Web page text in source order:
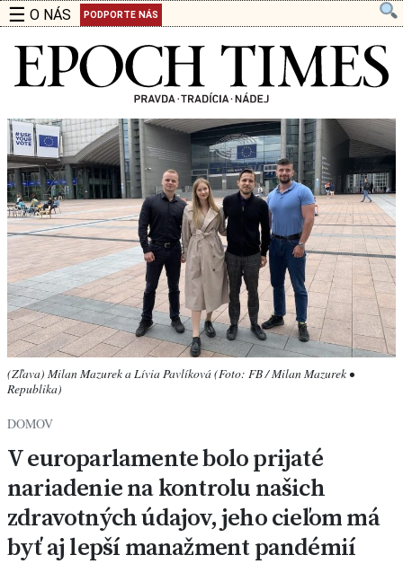
☰ O NÁS PODPORTE NÁS
(Zľava) Milan Mazurek a Lívia Pavlíková (Foto: FB / Milan Mazurek •
Republika)
DOMOV
V europarlamente bolo prijaté
nariadenie na kontrolu našich
zdravotných údajov, jeho cieľom má
byť aj lepší manažment pandémií